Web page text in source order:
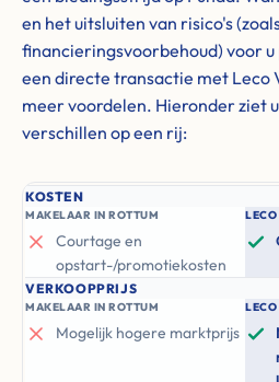
en het uitsluiten van risico's
financieringsvoorbehoud) voor
een directe transactie met Leco
meer voordelen. Hieronder ziet
verschillen op een rij:
KOSTEN
MAKELAAR IN ROTTUM
Courtage en
opstart-/promotiekosten
LECO
VERKOOPPRIJS
MAKELAAR IN ROTTUM
Mogelijk hogere marktprijs
LECO